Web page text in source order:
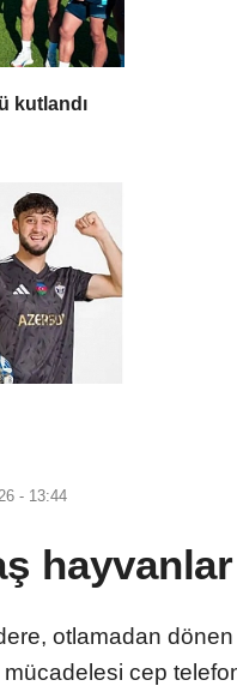
kutlandı
- 13:44
otlamadan
mücadelesi cep